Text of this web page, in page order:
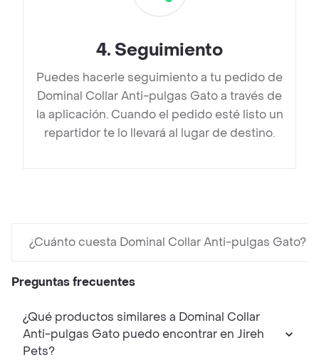
4. Seguimiento
Puedes hacerle seguimiento a tu pedido de
Dominal Collar Anti-pulgas Gato a través de
la aplicación. Cuando el pedido esté listo un
repartidor te lo llevará al lugar de destino.
¿Cuánto cuesta Dominal Collar Anti-pulgas Gato?
Preguntas frecuentes
¿Qué productos similares a Dominal Collar
Anti-pulgas Gato puedo encontrar en Jireh
Pets?